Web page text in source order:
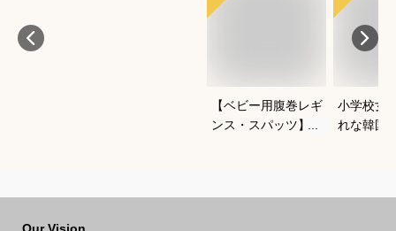
【ベビー用腹巻レギ
ンス・スパッツ】よ
小学校女
れな韓国
Our Vision